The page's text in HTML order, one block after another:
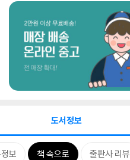
도서정보
보 책 속으로 출판사 리뷰